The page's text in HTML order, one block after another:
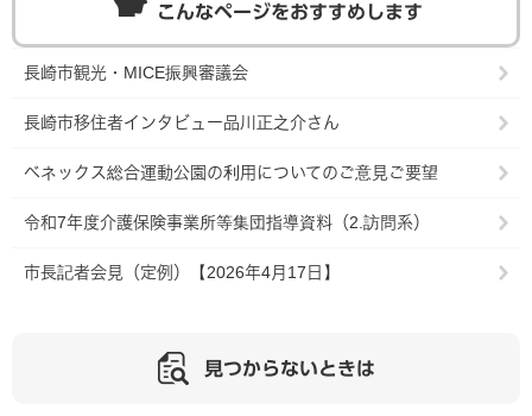
こんなページをおすすめします
長崎市観光・MICE振興審議会
長崎市移住者インタビュー品川正之介さん
ベネックス総合運動公園の利用についてのご意見ご要望
令和7年度介護保険事業所等集団指導資料（2.訪問系）
市長記者会見（定例）【2026年4月17日】
見つからないときは